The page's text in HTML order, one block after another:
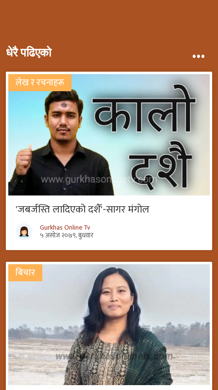
धेरै पढिएको ...
लेख र रचनाहरू
'जबर्जस्ति लादिएको दशैँ'-सागर मंगोल
Gurkhas Online Tv
५ असोज २०७९, बुधवार
बिचार